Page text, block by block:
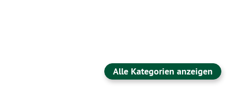
Alle Kategorien anzeigen